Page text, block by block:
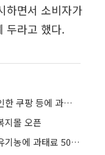
하면서 소비자가
두라고 했다.
공정위, 기만적인 방법으로 소비자 유인한 쿠팡 등에 과태료 부과
지몰 오픈
'불만족후기 비공개' 퍼스트엔터·한국유기농에 과태료 500만원